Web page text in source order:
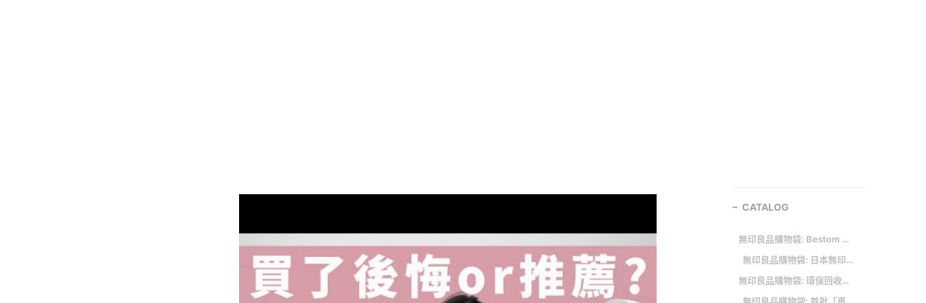
CATALOG
無印良品購物袋: Bestom 無印良品 KP 購物袋
無印良品購物袋: 日本無印良品必買清單
無印良品購物袋: 環保回收、食物共享